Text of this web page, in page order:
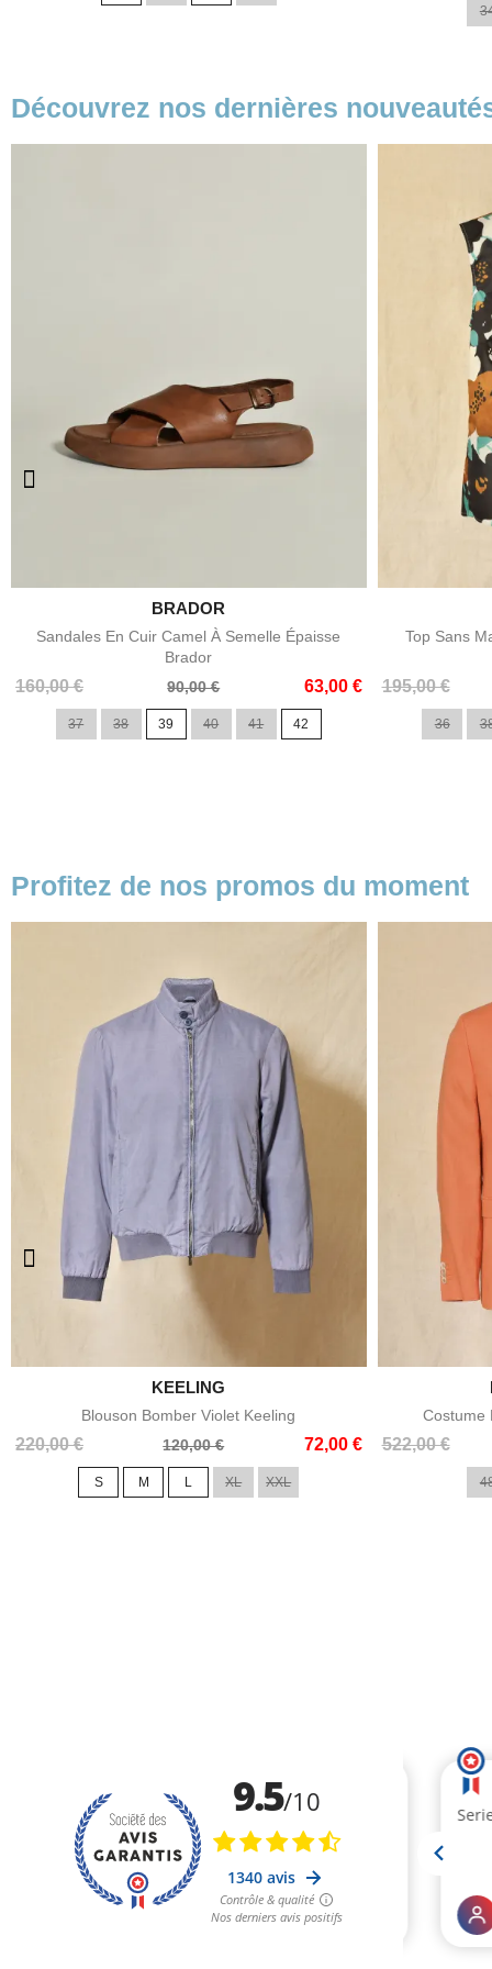
Découvrez nos dernières
Aperçu rapide
BRADOR
Sandales En Cuir Camel À Semelle Épaisse
Brador
160,00 €
Prix
90,00 € 63,00 €
Prix
37 38 39 40 41 42
Top Sans
195,00 €
Prix
Prix
36
Profitez de nos promos du moment
Aperçu rapide
KEELING
Blouson Bomber Violet Keeling
220,00 €
Prix
120,00 € 72,00 €
Prix
S M L XL XXL
Costume
522,00 €
Prix
Prix